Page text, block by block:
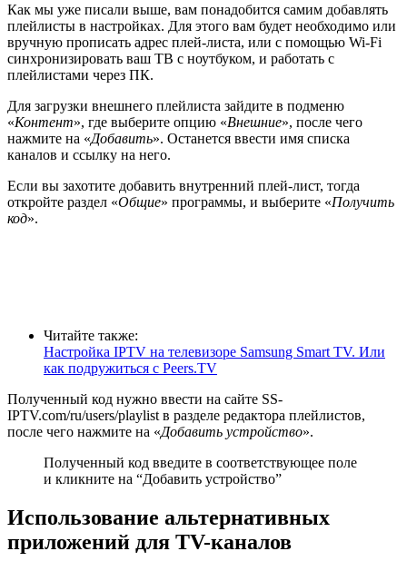
Как мы уже писали выше, вам понадобится самим добавлять
плейлисты в настройках. Для этого вам будет необходимо или
вручную прописать адрес плей-листа, или с помощью Wi-Fi
синхронизировать ваш ТВ с ноутбуком, и работать с
плейлистами через ПК.
Для загрузки внешнего плейлиста зайдите в подменю
«Контент», где выберите опцию «Внешние», после чего
нажмите на «Добавить». Останется ввести имя списка
каналов и ссылку на него.
Если вы захотите добавить внутренний плей-лист, тогда
откройте раздел «Общие» программы, и выберите «Получить
код».
Читайте также:
Настройка IPTV на телевизоре Samsung Smart TV. Или
как подружиться с Peers.TV
Полученный код нужно ввести на сайте SS-
IPTV.com/ru/users/playlist в разделе редактора плейлистов,
после чего нажмите на «Добавить устройство».
Полученный код введите в соответствующее поле
и кликните на “Добавить устройство”
Использование альтернативных
приложений для TV-каналов